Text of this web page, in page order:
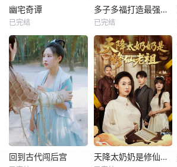
幽宅奇谭
已完结
多子多福打造最强修仙家族
已完结
回到古代闯后宫 天降太奶奶是修仙老祖